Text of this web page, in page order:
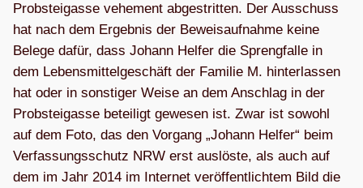
Prob­stei­gasse vehe­ment abge­strit­ten. Der Aus­schuss
hat nach dem Ergeb­nis der Beweis­auf­nahme keine
Belege dafür, dass Johann Hel­fer die Spreng­falle in
dem Lebens­mit­tel­ge­schäft der Fami­lie M. hin­ter­las­sen
hat oder in sons­ti­ger Weise an dem Anschlag in der
Prob­stei­gasse betei­ligt gewe­sen ist. Zwar ist sowohl
auf dem Foto, das den Vor­gang „Johann Hel­fer“ beim
Ver­fas­sungs­schutz NRW erst aus­löste, als auch auf
dem im Jahr 2014 im Inter­net ver­öf­fent­lich­tem Bild die